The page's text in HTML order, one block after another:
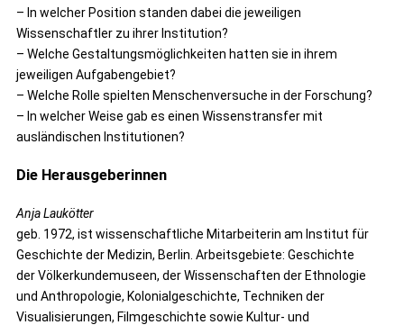
– In welcher Position standen dabei die jeweiligen
Wissenschaftler zu ihrer Institution?
– Welche Gestaltungsmöglichkeiten hatten sie in ihrem
jeweiligen Aufgabengebiet?
– Welche Rolle spielten Menschenversuche in der Forschung?
– In welcher Weise gab es einen Wissenstransfer mit
ausländischen Institutionen?
Die Herausgeberinnen
Anja Laukötter
geb. 1972, ist wissenschaftliche Mitarbeiterin am Institut für
Geschichte der Medizin, Berlin. Arbeitsgebiete: Geschichte
der Völkerkundemuseen, der Wissenschaften der Ethnologie
und Anthropologie, Kolonialgeschichte, Techniken der
Visualisierungen, Filmgeschichte sowie Kultur- und